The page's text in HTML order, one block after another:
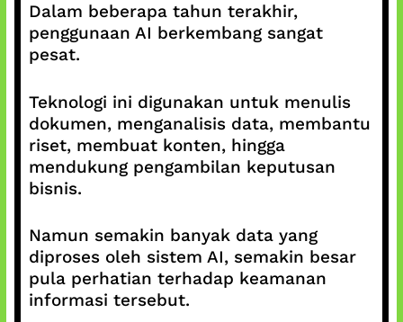
Dalam beberapa tahun terakhir,
penggunaan AI berkembang sangat
pesat.
Teknologi ini digunakan untuk menulis
dokumen, menganalisis data, membantu
riset, membuat konten, hingga
mendukung pengambilan keputusan
bisnis.
Namun semakin banyak data yang
diproses oleh sistem AI, semakin besar
pula perhatian terhadap keamanan
informasi tersebut.